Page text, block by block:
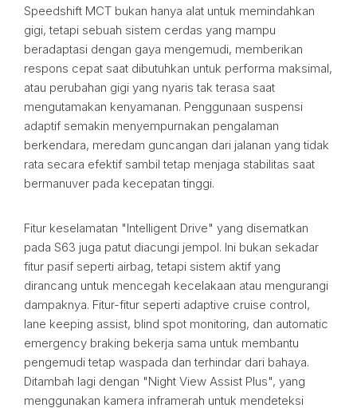
Speedshift MCT bukan hanya alat untuk memindahkan
gigi, tetapi sebuah sistem cerdas yang mampu
beradaptasi dengan gaya mengemudi, memberikan
respons cepat saat dibutuhkan untuk performa maksimal,
atau perubahan gigi yang nyaris tak terasa saat
mengutamakan kenyamanan. Penggunaan suspensi
adaptif semakin menyempurnakan pengalaman
berkendara, meredam guncangan dari jalanan yang tidak
rata secara efektif sambil tetap menjaga stabilitas saat
bermanuver pada kecepatan tinggi.
Fitur keselamatan "Intelligent Drive" yang disematkan
pada S63 juga patut diacungi jempol. Ini bukan sekadar
fitur pasif seperti airbag, tetapi sistem aktif yang
dirancang untuk mencegah kecelakaan atau mengurangi
dampaknya. Fitur-fitur seperti adaptive cruise control,
lane keeping assist, blind spot monitoring, dan automatic
emergency braking bekerja sama untuk membantu
pengemudi tetap waspada dan terhindar dari bahaya.
Ditambah lagi dengan "Night View Assist Plus", yang
menggunakan kamera inframerah untuk mendeteksi